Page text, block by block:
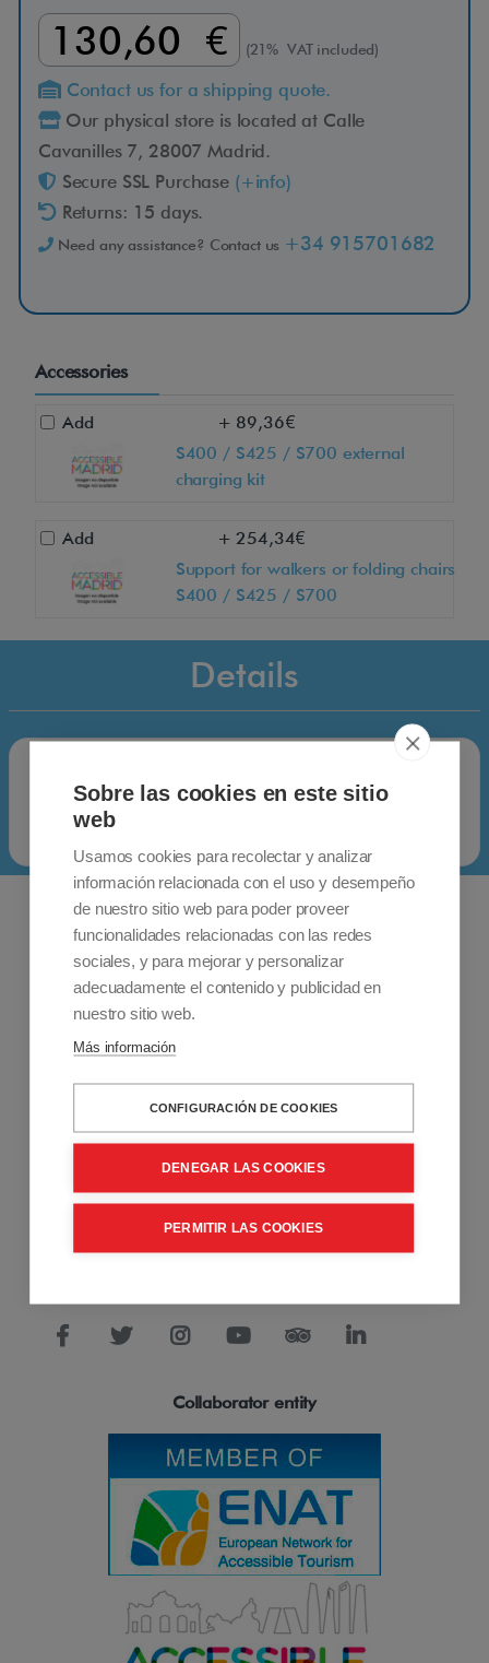
130,60 € (21% VAT included)
Contact us for a shipping quote.
Our physical store is located at Calle
Cavanilles 7, 28007 Madrid.
Secure SSL Purchase (+info)
Returns: 15 days.
Need any assistance? Contact us +34 915701682
Accessories
Add
+ 89,36€
S400 / S425 / S700 external
charging kit
Add
+ 254,34€
Support for walkers or folding chairs
S400 / S425 / S700
Details
+34 915 701 682
info@accessiblemadrid.com
Accessible Madrid is a Pioneer company in customized
accessible travel. We offer solutions to people with limited
Collaborator entity
Sobre las cookies en este sitio
web
Usamos cookies para recolectar y analizar
información relacionada con el uso y desempeño
de nuestro sitio web para poder proveer
funcionalidades relacionadas con las redes
sociales, y para mejorar y personalizar
adecuadamente el contenido y publicidad en
nuestro sitio web.
Más información
CONFIGURACIÓN DE COOKIES
DENEGAR LAS COOKIES
PERMITIR LAS COOKIES